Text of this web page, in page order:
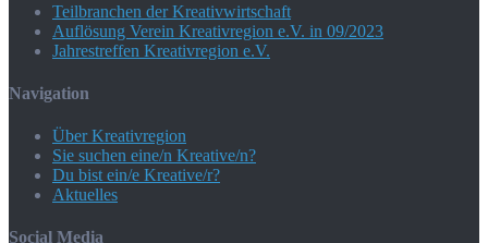
Teilbranchen der Kreativwirtschaft
Auflösung Verein Kreativregion e.V. in 09/2023
Jahrestreffen Kreativregion e.V.
Navigation
Über Kreativregion
Sie suchen eine/n Kreative/n?
Du bist ein/e Kreative/r?
Aktuelles
Social Media